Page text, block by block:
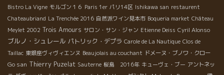
Bistro La Vigne モルゴン１６ Paris 1er パリ14区 Ishikawa san restaurent
Chateaubriand La Trenchée 2016 自然派ワイン見本市 Boqueria market Château
Meylet 2002 Trois Amours サロン・サン・ジャン Etienne Deiss Cyril Alonso
ブルノ・シュレール パトリック・デプラ Carole de La Nautique Clos de
Taillac 東銀座ヴィヴィエンヌ Beaujolais au couchant ドメーヌ・ブノワ・クロー
Go san Thierry Puzelat Sauterne 桜島 2016年 キューヴェ・ブー アントネッ